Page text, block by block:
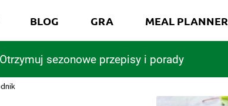
Otrzymuj sezonowe przepisy i porady
BLOG GRA MEAL PLANNER